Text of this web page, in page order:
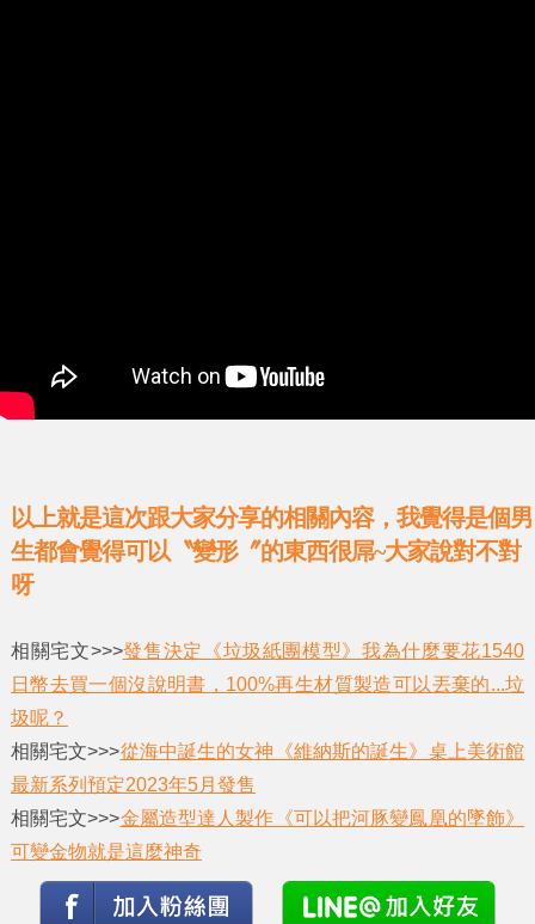
以上就是這次跟大家分享的相關內容，我覺得是個男
生都會覺得可以〝變形〞的東西很屌~大家說對不對
呀
相關宅文>>>發售決定《垃圾紙團模型》我為什麼要花1540
日幣去買一個沒說明書，100%再生材質製造可以丟棄的...垃
圾呢？
相關宅文>>>從海中誕生的女神《維納斯的誕生》桌上美術館
最新系列預定2023年5月發售
相關宅文>>>金屬造型達人製作《可以把河豚變鳳凰的墜飾》
可變金物就是這麼神奇